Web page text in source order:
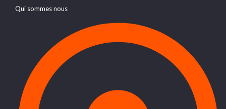
Qui sommes nous